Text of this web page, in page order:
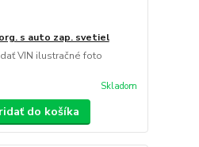
s auto zap. svetiel
VIN ilustračné foto
Skladom
do košíka